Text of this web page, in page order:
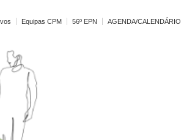
Equipas CPM 56º EPN AGENDA/CALENDÁRIO